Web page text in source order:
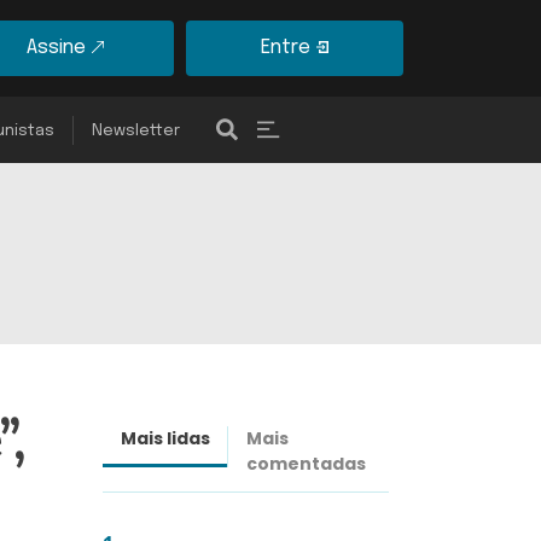
Assine Entre
Newsletter
Mais lidas
Mais
comentadas